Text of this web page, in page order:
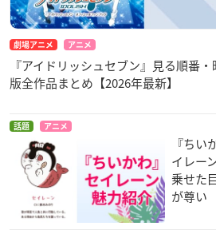
劇場アニメ アニメ
『アイドリッシュセブン』見る順番
版全作品まとめ【2026年最新】
話題 アニメ
『ち
イレー
乗せた
が尊い